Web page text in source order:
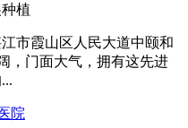
植
市霞山区人民大道中颐和
，门面大气，拥有这先进
院